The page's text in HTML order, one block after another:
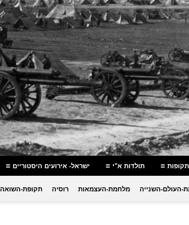
תקופות תולדות א"י ישראל- אירועים היסטוריים
העולם-השנייה מלחמת-העצמאות רוסיה תקופת-השואה